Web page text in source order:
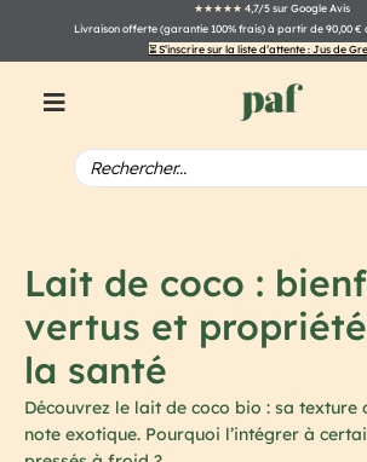
★★★★★ 4,7/5 sur Google Avis
Livraison offerte (garantie 100% frais) à partir de 90,00 €
⏳ S’inscrire sur la liste d’attente : Jus de
Lait de coco :
vertus et
la santé
Découvrez le lait de coco bio : sa texture
note exotique. Pourquoi l’intégrer à